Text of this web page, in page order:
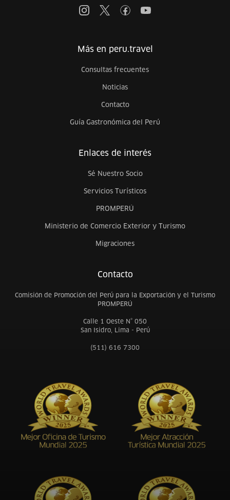
Más en peru.travel
Consultas frecuentes
Noticias
Contacto
Guía Gastronómica del Perú
Enlaces de interés
Sé Nuestro Socio
Servicios Turísticos
PROMPERÚ
Ministerio de Comercio Exterior y Turismo
Migraciones
Contacto
Comisión de Promoción del Perú para la Exportación y el Turismo
PROMPERÚ
Calle 1 Oeste N° 050
San Isidro, Lima - Perú
(511) 616 7300